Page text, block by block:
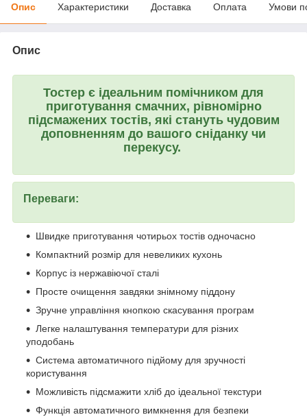
Опис Характеристики Доставка Оплата Умови
Опис
Тостер є ідеальним помічником для
приготування смачних, рівномірно
підсмажених тостів, які стануть чудовим
доповненням до вашого сніданку чи
перекусу.
Переваги:
Швидке приготування чотирьох тостів одночасно
Компактний розмір для невеликих кухонь
Корпус із нержавіючої сталі
Просте очищення завдяки знімному піддону
Зручне управління кнопкою скасування програм
Легке налаштування температури для різних
уподобань
Система автоматичного підйому для зручності
користування
Можливість підсмажити хліб до ідеальної текстури
Функція автоматичного вимкнення для безпеки